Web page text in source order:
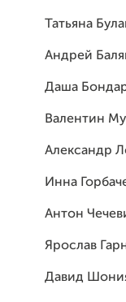
Татьяна
Андрей
Даша
Валентин
Александр
Инна
Антон
Ярослав
Давид